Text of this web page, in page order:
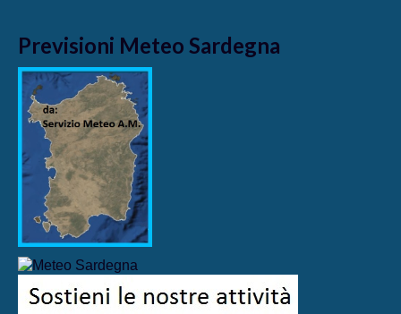
Previsioni Meteo Sardegna